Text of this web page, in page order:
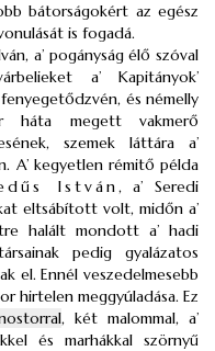
bátorságokért az egész
is fogadá.
a’ pogányság élő szóval
a’ Kapitányok’
és némelly
háta megett vakmerő
szemek láttára a’
A’ kegyetlen rémitő példa
István, a’ Seredi
eltsábított volt, midőn a’
halált mondott a’ hadi
pedig gyalázatos
el. Ennél veszedelmesebb
hirtelen meggyúladása. Ez
, két malommal, a’
és marhákkal szörnyű